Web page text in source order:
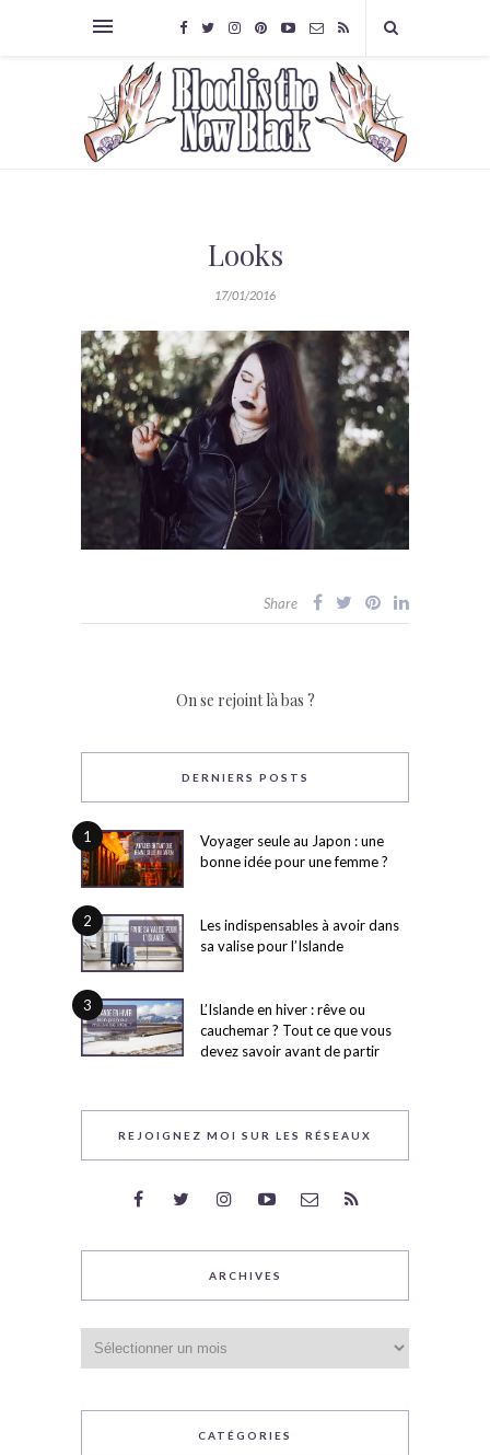
Looks
17/01/2016
Share
On se rejoint là bas ?
DERNIERS POSTS
1
Voyager seule au Japon : une
bonne idée pour une femme ?
2
Les indispensables à avoir dans
sa valise pour l’Islande
3
L’Islande en hiver : rêve ou
cauchemar ? Tout ce que vous
devez savoir avant de partir
REJOIGNEZ MOI SUR LES RÉSEAUX
ARCHIVES
CATÉGORIES